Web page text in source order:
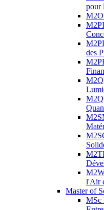
pour
des
l'Air
Master of
MSc